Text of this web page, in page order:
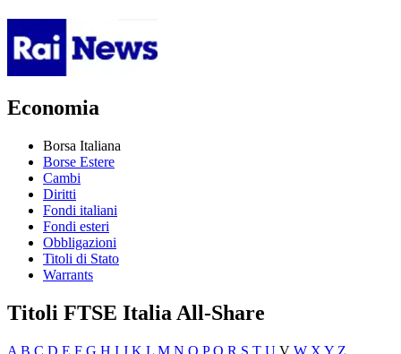
Economia
Borsa Italiana
Borse Estere
Cambi
Diritti
Fondi italiani
Fondi esteri
Obbligazioni
Titoli di Stato
Warrants
Titoli FTSE Italia All-Share
A B C D E F G H I J K L M N O P Q R S T U V W X Y Z